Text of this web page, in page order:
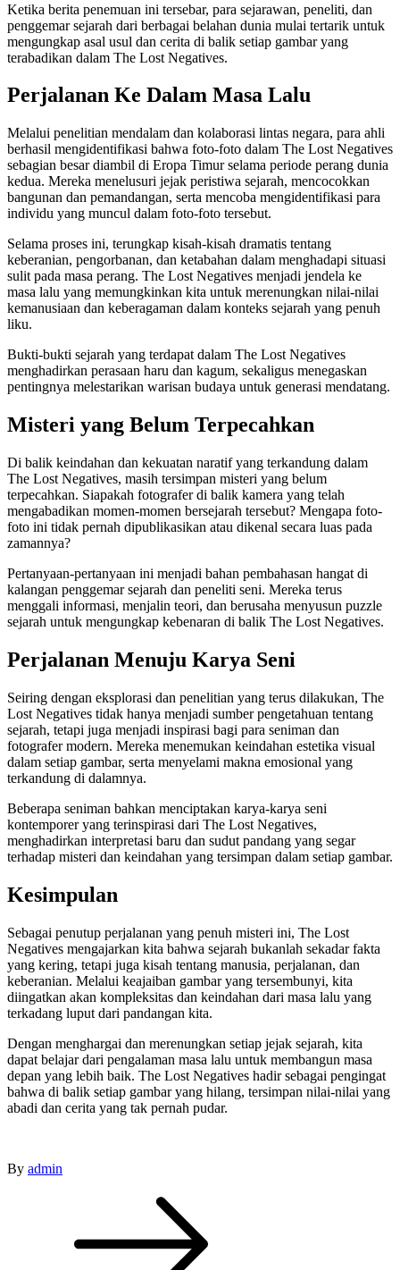
Ketika berita penemuan ini tersebar, para sejarawan, peneliti, dan
penggemar sejarah dari berbagai belahan dunia mulai tertarik untuk
mengungkap asal usul dan cerita di balik setiap gambar yang
terabadikan dalam The Lost Negatives.
Perjalanan Ke Dalam Masa Lalu
Melalui penelitian mendalam dan kolaborasi lintas negara, para ahli
berhasil mengidentifikasi bahwa foto-foto dalam The Lost Negatives
sebagian besar diambil di Eropa Timur selama periode perang dunia
kedua. Mereka menelusuri jejak peristiwa sejarah, mencocokkan
bangunan dan pemandangan, serta mencoba mengidentifikasi para
individu yang muncul dalam foto-foto tersebut.
Selama proses ini, terungkap kisah-kisah dramatis tentang
keberanian, pengorbanan, dan ketabahan dalam menghadapi situasi
sulit pada masa perang. The Lost Negatives menjadi jendela ke
masa lalu yang memungkinkan kita untuk merenungkan nilai-nilai
kemanusiaan dan keberagaman dalam konteks sejarah yang penuh
liku.
Bukti-bukti sejarah yang terdapat dalam The Lost Negatives
menghadirkan perasaan haru dan kagum, sekaligus menegaskan
pentingnya melestarikan warisan budaya untuk generasi mendatang.
Misteri yang Belum Terpecahkan
Di balik keindahan dan kekuatan naratif yang terkandung dalam
The Lost Negatives, masih tersimpan misteri yang belum
terpecahkan. Siapakah fotografer di balik kamera yang telah
mengabadikan momen-momen bersejarah tersebut? Mengapa foto-
foto ini tidak pernah dipublikasikan atau dikenal secara luas pada
zamannya?
Pertanyaan-pertanyaan ini menjadi bahan pembahasan hangat di
kalangan penggemar sejarah dan peneliti seni. Mereka terus
menggali informasi, menjalin teori, dan berusaha menyusun puzzle
sejarah untuk mengungkap kebenaran di balik The Lost Negatives.
Perjalanan Menuju Karya Seni
Seiring dengan eksplorasi dan penelitian yang terus dilakukan, The
Lost Negatives tidak hanya menjadi sumber pengetahuan tentang
sejarah, tetapi juga menjadi inspirasi bagi para seniman dan
fotografer modern. Mereka menemukan keindahan estetika visual
dalam setiap gambar, serta menyelami makna emosional yang
terkandung di dalamnya.
Beberapa seniman bahkan menciptakan karya-karya seni
kontemporer yang terinspirasi dari The Lost Negatives,
menghadirkan interpretasi baru dan sudut pandang yang segar
terhadap misteri dan keindahan yang tersimpan dalam setiap gambar.
Kesimpulan
Sebagai penutup perjalanan yang penuh misteri ini, The Lost
Negatives mengajarkan kita bahwa sejarah bukanlah sekadar fakta
yang kering, tetapi juga kisah tentang manusia, perjalanan, dan
keberanian. Melalui keajaiban gambar yang tersembunyi, kita
diingatkan akan kompleksitas dan keindahan dari masa lalu yang
terkadang luput dari pandangan kita.
Dengan menghargai dan merenungkan setiap jejak sejarah, kita
dapat belajar dari pengalaman masa lalu untuk membangun masa
depan yang lebih baik. The Lost Negatives hadir sebagai pengingat
bahwa di balik setiap gambar yang hilang, tersimpan nilai-nilai yang
abadi dan cerita yang tak pernah pudar.
By admin